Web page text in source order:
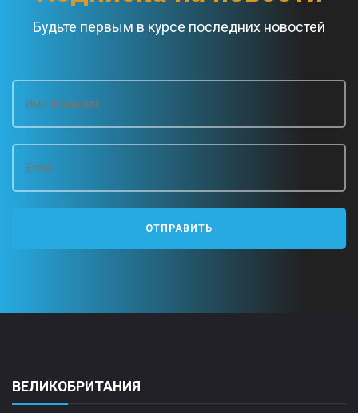
Будьте первым в курсе последних новостей
ВЕЛИКОБРИТАНИЯ